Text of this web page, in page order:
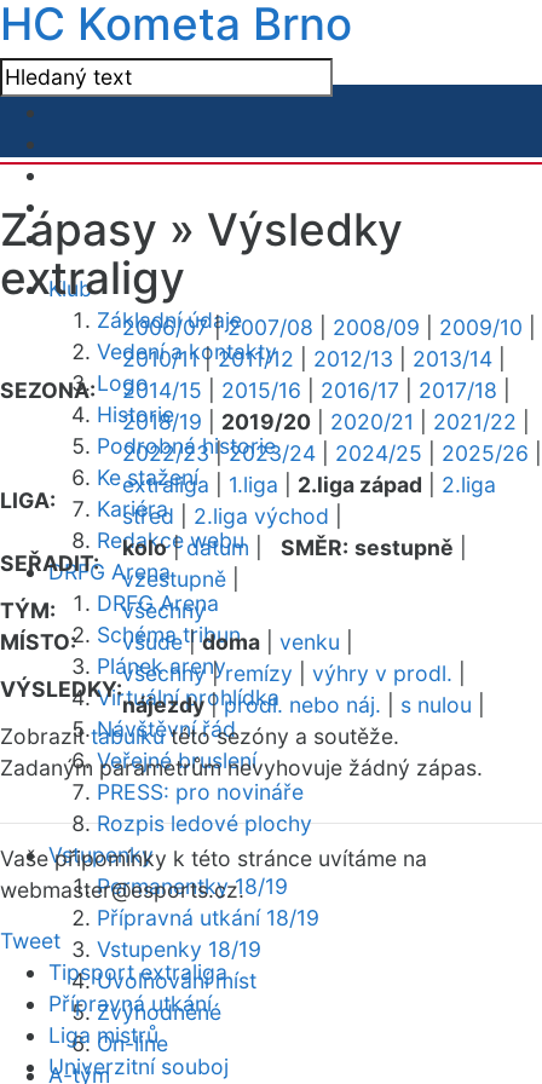
HC Kometa Brno
Klub
Základní údaje
Vedení a kontakty
Logo
Historie
Podrobná historie
Ke stažení
Kariéra
Redakce webu
DRFG Arena
DRFG Arena
Schéma tribun
Plánek areny
Virtuální prohlídka
Návštěvní řád
Veřejné bruslení
PRESS: pro novináře
Rozpis ledové plochy
Vstupenky
Permanentky 18/19
Přípravná utkání 18/19
Vstupenky 18/19
Uvolňování míst
Zvýhodněné
On-line
A-tým
Zápasy » Výsledky
extraligy
SEZONA:
2006/07|2007/08 2008/09 2009/10
2010/11|2011/12 2012/13 2013/14
2014/15
2015/16 2016/17 2017/18
2018/19
2019/20 2020/21 2021/22
2022/23|2023/24 2024/25 2025/26
LIGA:
extraliga 1.liga 2.liga západ
2.liga
střed
2.liga východ
SEŘADIT:
kolo|datum SMĚR: sestupně
vzestupně
TÝM:
všechny
MÍSTO:
všude|doma venku
VÝSLEDKY:
všechny|remízy výhry v prodl.
nájezdy|prodl. nebo náj. s nulou
Zobrazittabulkutéto sezóny a soutěže.
Zadaným parametrům nevyhovuje žádný zápas.
Vaše připomínky k této stránce uvítáme na
webmaster@esports.cz.
Tweet
Tipsport extraliga
Přípravná utkání
Liga mistrů
Univerzitní souboj